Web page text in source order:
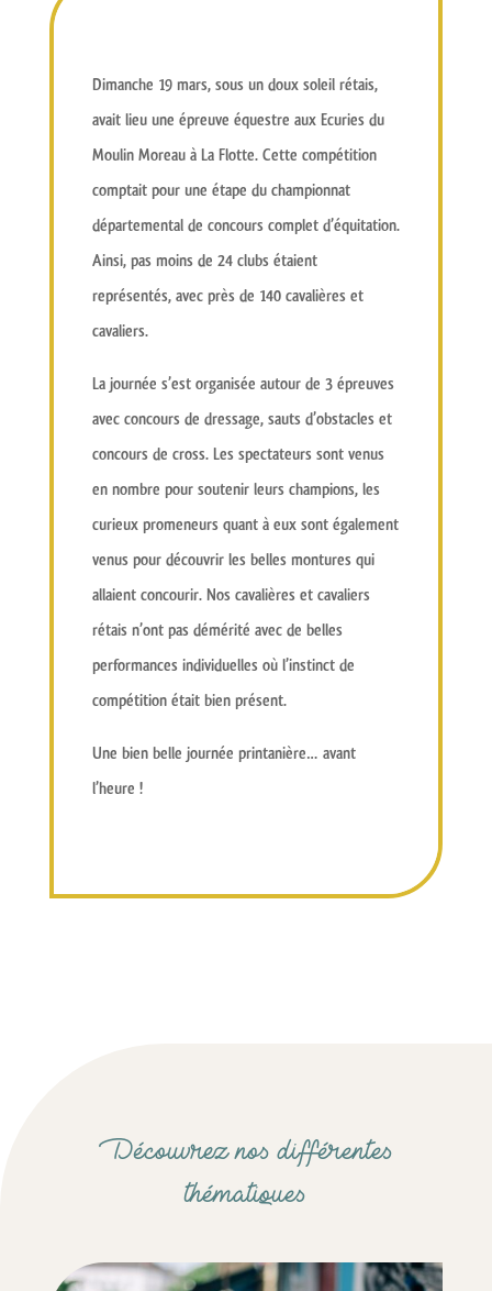
Dimanche 19 mars, sous un doux soleil rétais,
avait lieu une épreuve équestre aux Ecuries du
Moulin Moreauà La Flotte. Cette compétition
comptait pour une étape du championnat
départementalde concours complet d’équitation.
Ainsi, pas moins de 24 clubsétaient
représentés, avec près de 140 cavalières et
cavaliers.
La journée s’est organisée autour de 3 épreuves
avec concours de dressage, sauts d’obstacles et
concours de cross. Les spectateurs sont venus
en nombre pour soutenir leurs champions, les
curieux promeneurs quant à eux sont également
venus pour découvrir les belles monturesqui
allaient concourir. Nos cavalières et cavaliers
rétais n’ont pas démérité avec de belles
performances individuelles où l’instinct de
compétition était bien présent.
Une bien belle journée printanière… avant
l’heure !
Découvrez nos différentes
thématiques